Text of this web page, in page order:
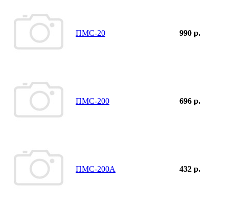
ПМС-20 990 р.
ПМС-200 696 р.
ПМС-200А 432 р.